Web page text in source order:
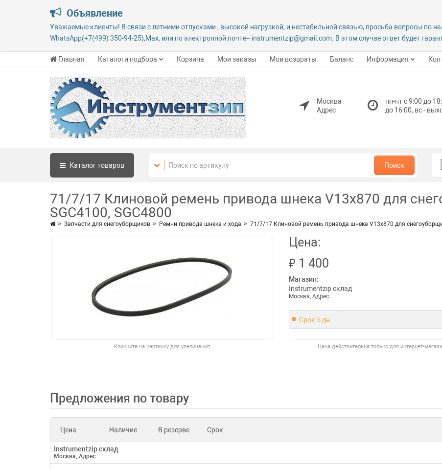
Объявление
Уважаемые клиенты! В связи с летними отпусками , высокой нагрузкой, и нестабильной связью, просьба вопросы по
WhatsApp(+7(499) 350-94-25),Max, или по электронной почте-- instrumentzip@gmail.com. В этом случае ответ будет
Главная Каталоги подбора Корзина Мои заказы Мои возвраты Баланс Информация
Москва
Адрес
пн-пт с 9:00 до
до 16:00, вс -
Каталогтоваров Поиск
71/7/17 Клиновой ремень привода шнека V13x870 для
SGC4100, SGC4800
Запчасти для снегоуборщиков Ремни привода шнека и хода 71/7/17 Клиновой ремень привода шнека V13x870 для
Кликните на картинку для увеличения
Цена:
₽ 1 400
Магазин:
Instrumentzip склад
Москва, Адрес
Срок 5 дн.
Цена действительна только для интернет-
Предложения по товару
Цена Наличие В резерве Срок
Instrumentzip склад
Москва, Адрес